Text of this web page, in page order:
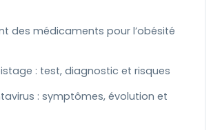
des médicaments pour l’obésité
: test, diagnostic et risques
: symptômes, évolution et